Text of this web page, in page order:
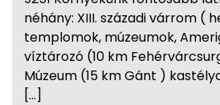
néhány: XIII. századi várrom (
templomok, múzeumok,
víztározó (10 km
Múzeum (15 km Gánt )
[…]